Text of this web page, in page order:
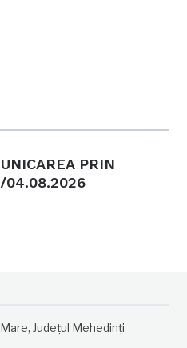
PRIN
04.08.2026
Județul Mehedinți